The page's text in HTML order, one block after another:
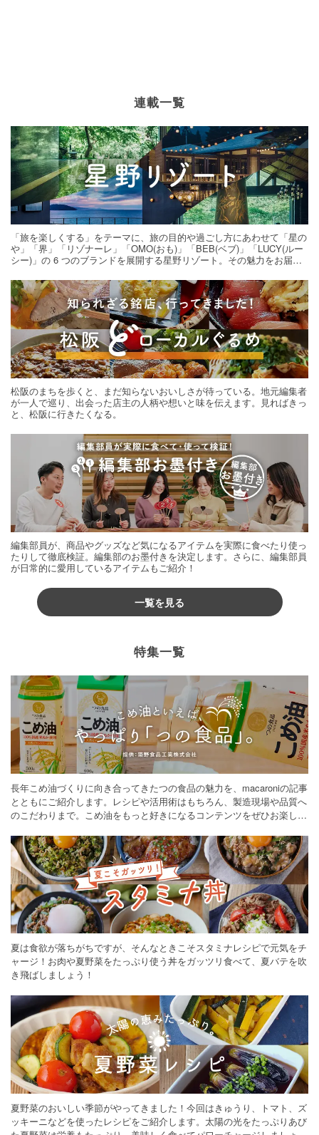
連載一覧
「旅を楽しくする」をテーマに、旅の目的や過ごし方にあわせて「星の
や」「界」「リゾナーレ」「OMO(おも)」「BEB(ベブ)」「LUCY(ルー
シー)」の 6 つのブランドを展開する星野リゾート。その魅力をお届け
松阪のまちを歩くと、まだ知らないおいしさが待っている。地元編集者
が一人で巡り、出会った店主の人柄や想いと味を伝えます。見ればきっ
と、松阪に行きたくなる。
編集部員が、商品やグッズなど気になるアイテムを実際に食べたり使っ
たりして徹底検証。編集部のお墨付きを決定します。さらに、編集部員
が日常的に愛用しているアイテムもご紹介！
一覧を見る
特集一覧
長年こめ油づくりに向き合ってきたつの食品の魅力を、macaroniの記事
とともにご紹介します。レシピや活用術はもちろん、製造現場や品質へ
のこだわりまで。こめ油をもっと好きになるコンテンツをぜひお楽しみ
夏は食欲が落ちがちですが、そんなときこそスタミナレシピで元気をチ
ャージ！お肉や夏野菜をたっぷり使う丼をガッツリ食べて、夏バテを吹
き飛ばしましょう！
夏野菜のおいしい季節がやってきました！今回はきゅうり、トマト、ズ
ッキーニなどを使ったレシピをご紹介します。太陽の光をたっぷりあび